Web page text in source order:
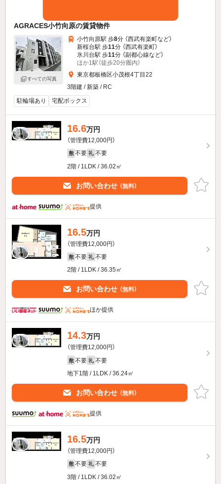
AGRACES小竹向原の賃貸物件
すべての写真
小竹向原駅 歩8分 （西武有楽町など）
新桜台駅 歩11分 （西武有楽町）
氷川台駅 歩11分 （副都心線など）
ほか1駅（徒歩20分圏内）
東京都板橋区小茂根4丁目22
3階建 / 新築 / RC
駐輪場あり
宅配ボックス
16.6万円
（管理費12,000円）
敷 不要 礼 不要
2階 / 1LDK / 36.02㎡
お問い合わせ （無料）
提供
16.5万円
（管理費12,000円）
敷 不要 礼 不要
2階 / 1LDK / 36.35㎡
お問い合わせ （無料）
ほか提供
14.3万円
（管理費12,000円）
敷 不要 礼 不要
地下1階 / 1LDK / 36.24㎡
お問い合わせ （無料）
提供
16.5万円
（管理費12,000円）
敷 不要 礼 不要
3階 / 1LDK / 36.02㎡